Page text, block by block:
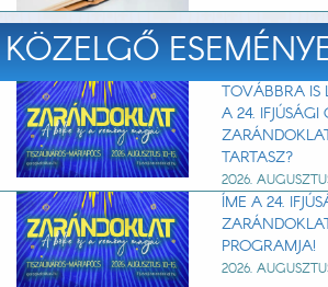
KÖZELGŐ
TOVÁBBRA IS
A 24. IFJÚSÁGI
TARTASZ?
2026.
ÍME A 24.
PROGRAMJA!
2026.